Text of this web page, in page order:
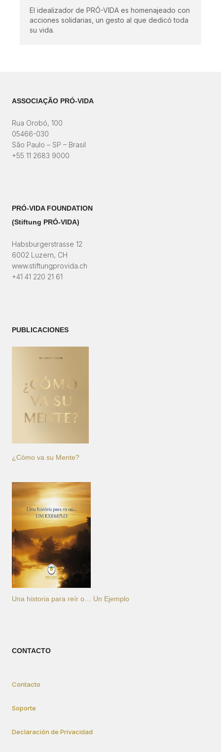
El idealizador de PRÓ-VIDA es homenajeado con
acciones solidarias, un gesto al que dedicó toda
su vida.
ASSOCIAÇÃO PRÓ-VIDA
Rua Orobó, 100
05466-030
São Paulo – SP – Brasil
+55 11 2683 9000
PRÓ-VIDA FOUNDATION
(Stiftung PRÓ-VIDA)​
Habsburgerstrasse 12
6002 Luzern, CH
www.stiftungprovida.ch
+41 41 220 21 61
PUBLICACIONES
¿Cómo va su Mente?
Una historia para reír o… Un Ejemplo
CONTACTO
Contacto
Soporte
Declaración de Privacidad